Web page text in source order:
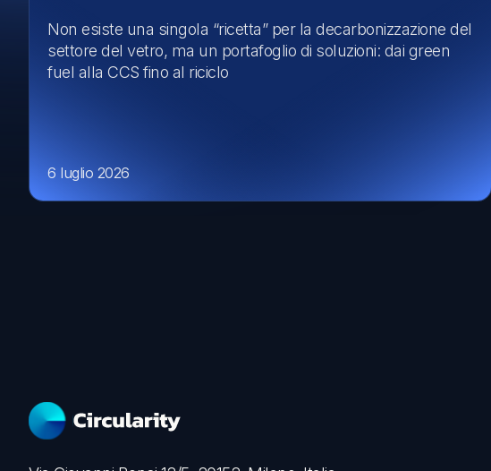
Non esiste una singola “ricetta” per la decarbonizzazione del
settore del vetro, ma un portafoglio di soluzioni: dai green
fuel alla CCS fino al riciclo
6 luglio 2026